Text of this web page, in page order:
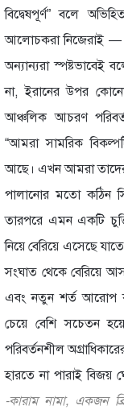
বিদ্বেষপূর্ণ” বলে
আলোচকরা নিজেরাই —
অন্যান্যরা স্পষ্টভাবেই
না, ইরানের উপর
আঞ্চলিক আচরণ
“আমরা সামরিক
আছে। এখন আমরা
পালানোর মতো কঠিন
তারপরে এমন একটি
নিয়ে বেরিয়ে এসেছে
সংঘাত থেকে বেরিয়ে
এবং নতুন শর্ত আরোপ
চেয়ে বেশি সচেতন
পরিবর্তনশীল
হারতে না পারাই বিজয়
-কারাম নামা, একজন